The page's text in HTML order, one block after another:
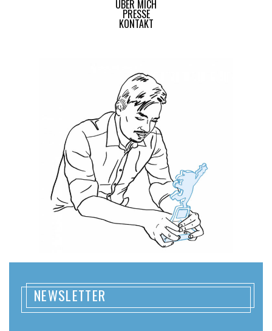
ÜBER MICH
PRESSE
KONTAKT
NEWSLETTER